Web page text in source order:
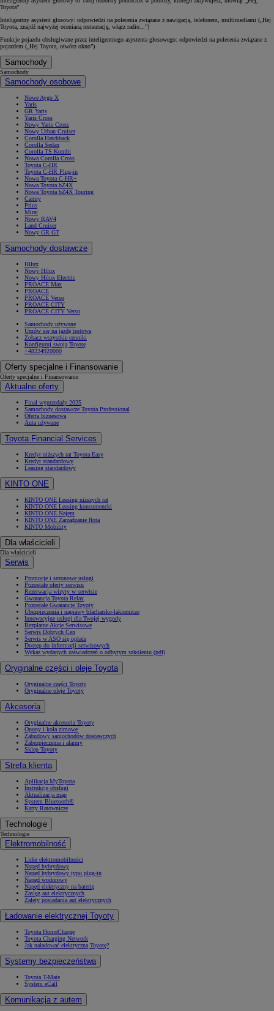
Toyota”
Inteligentny asystent głosowy: odpowiedzi na polecenia związane z nawigacją, telefonem, multimediami („Hej
Toyota, znajdź najwyżej ocenianą restaurację, włącz radio...”)
Funkcje pojazdu obsługiwane przez inteligentnego asystenta głosowego: odpowiedzi na polecenia związane z
pojazdem („Hej Toyota, otwórz okno”)
Samochody
Samochody
Samochody osobowe
Nowe Aygo X
Yaris
GR Yaris
Yaris Cross
Nowy Yaris Cross
Nowy Urban Cruiser
Corolla Hatchback
Corolla Sedan
Corolla TS Kombi
Nowa Corolla Cross
Toyota C-HR
Toyota C-HR Plug-in
Nowa Toyota C-HR+
Nowa Toyota bZ4X
Nowa Toyota bZ4X Touring
Camry
Prius
Mirai
Nowy RAV4
Land Cruiser
Nowy GR GT
Samochody dostawcze
Hilux
Nowy Hilux
Nowy Hilux Electric
PROACE Max
PROACE
PROACE Verso
PROACE CITY
PROACE CITY Verso
Samochody używane
Umów się na jazdę testową
Zobacz wszystkie cenniki
Konfiguruj swoją Toyotę
+48224920000
Oferty specjalne i Finansowanie
Oferty specjalne i Finansowanie
Aktualne oferty
Finał wyprzedaży 2025
Samochody dostawcze Toyota Professional
Oferta biznesowa
Auta używane
Toyota Financial Services
Kredyt niższych rat Toyota Easy
Kredyt standardowy
Leasing standardowy
KINTO ONE
KINTO ONE Leasing niższych rat
KINTO ONE Leasing konsumencki
KINTO ONE Najem
KINTO ONE Zarządzanie flotą
KINTO Mobility
Dla właścicieli
Dla właścicieli
Serwis
Promocje i sezonowe usługi
Pozostałe oferty serwisu
Rezerwacja wizyty w serwisie
Gwarancja Toyota Relax
Pozostałe Gwarancje Toyoty
Ubezpieczenia i naprawy blacharsko-lakiernicze
Innowacyjne usługi dla Twojej wygody
Bezpłatne Akcje Serwisowe
Serwis Dobrych Cen
Serwis w ASO się opłaca
Dostęp do informacji serwisowych
Wykaz wydanych zaświadczeń o odbytym szkoleniu (pdf)
Oryginalne części i oleje Toyota
Oryginalne części Toyoty
Oryginalne oleje Toyoty
Akcesoria
Oryginalne akcesoria Toyoty
Opony i koła zimowe
Zabudowy samochodów dostawczych
Zabezpieczenia i alarmy
Sklep Toyoty
Strefa klienta
Aplikacja MyToyota
Instrukcje obsługi
Aktualizacja map
System Bluetooth®
Karty Ratownicze
Technologie
Technologie
Elektromobilność
Lider elektromobilności
Napęd hybrydowy
Napęd hybrydowy typu plug-in
Napęd wodorowy
Napęd elektryczny na baterię
Zasięg aut elektrycznych
Zalety posiadania aut elektrycznych
Ładowanie elektrycznej Toyoty
Toyota HomeCharge
Toyota Charging Network
Jak naładować elektryczną Toyotę?
Systemy bezpieczeństwa
Toyota T-Mate
System eCall
Komunikacja z autem